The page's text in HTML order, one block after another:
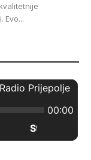
Evo...